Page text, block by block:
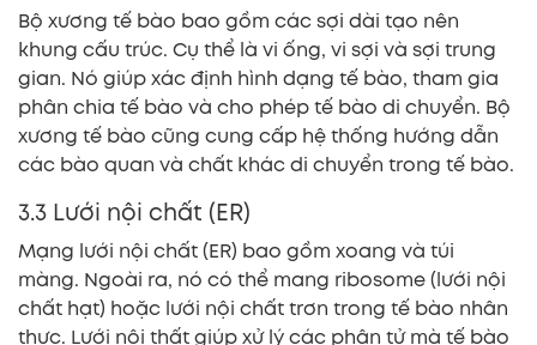
Bộ xương tế bào bao gồm các sợi dài tạo nên
khung cấu trúc. Cụ thể là vi ống, vi sợi và sợi trung
gian. Nó giúp xác định hình dạng tế bào, tham gia
phân chia tế bào và cho phép tế bào di chuyển. Bộ
xương tế bào cũng cung cấp hệ thống hướng dẫn
các bào quan và chất khác di chuyển trong tế bào.
3.3 Lưới nội chất (ER)
Mạng lưới nội chất (ER) bao gồm xoang và túi
màng. Ngoài ra, nó có thể mang ribosome (lưới nội
chất hạt) hoặc lưới nội chất trơn trong tế bào nhân
thực. Lưới nội thất giúp xử lý các phân tử mà tế bào